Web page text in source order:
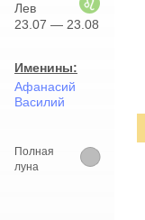
Лев
23.07 — 23.08
Именины:
Афанасий
Василий
Полная
луна